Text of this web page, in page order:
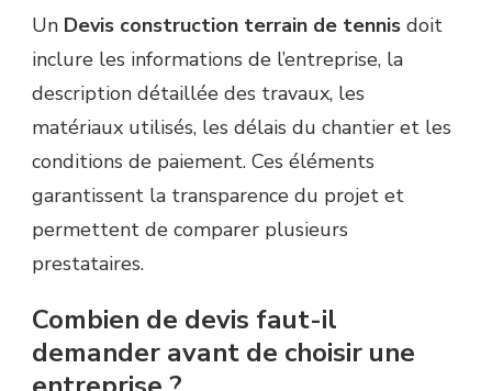
Un Devis construction terrain de tennis doit
inclure les informations de l’entreprise, la
description détaillée des travaux, les
matériaux utilisés, les délais du chantier et les
conditions de paiement. Ces éléments
garantissent la transparence du projet et
permettent de comparer plusieurs
prestataires.
Combien de devis faut-il
demander avant de choisir une